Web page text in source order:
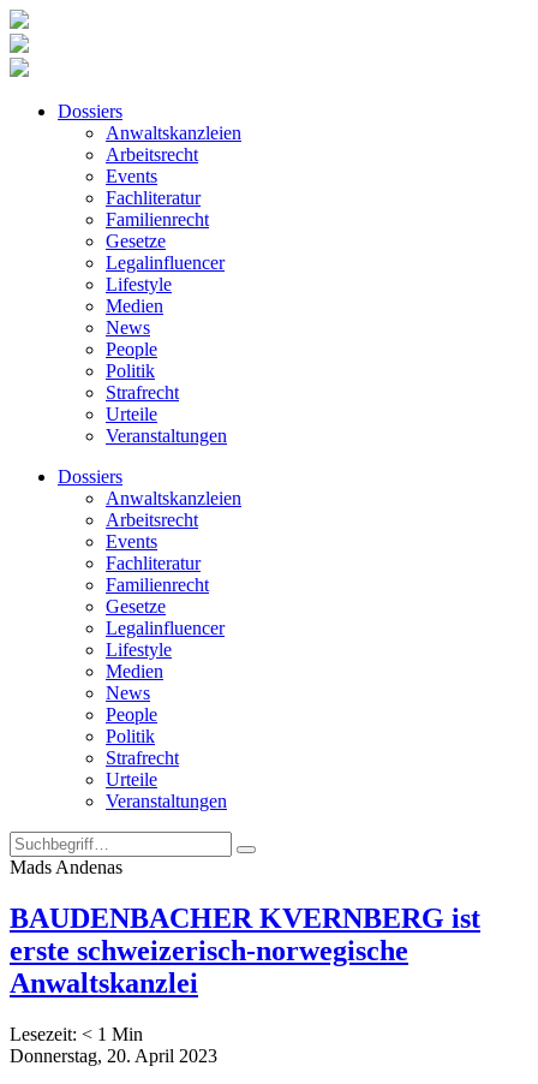
Dossiers
Anwaltskanzleien
Arbeitsrecht
Events
Fachliteratur
Familienrecht
Gesetze
Legalinfluencer
Lifestyle
Medien
News
People
Politik
Strafrecht
Urteile
Veranstaltungen
Dossiers
Anwaltskanzleien
Arbeitsrecht
Events
Fachliteratur
Familienrecht
Gesetze
Legalinfluencer
Lifestyle
Medien
News
People
Politik
Strafrecht
Urteile
Veranstaltungen
Mads Andenas
BAUDENBACHER KVERNBERG ist
erste schweizerisch-norwegische
Anwaltskanzlei
Lesezeit: < 1 Min
Donnerstag, 20. April 2023